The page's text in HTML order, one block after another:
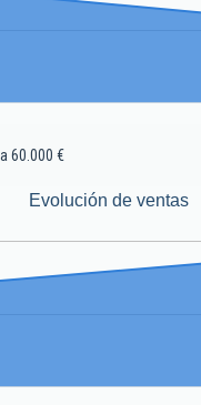
60.000 €
Evolución de ventas